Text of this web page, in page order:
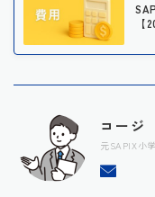
【
コージ
元SAPIX小